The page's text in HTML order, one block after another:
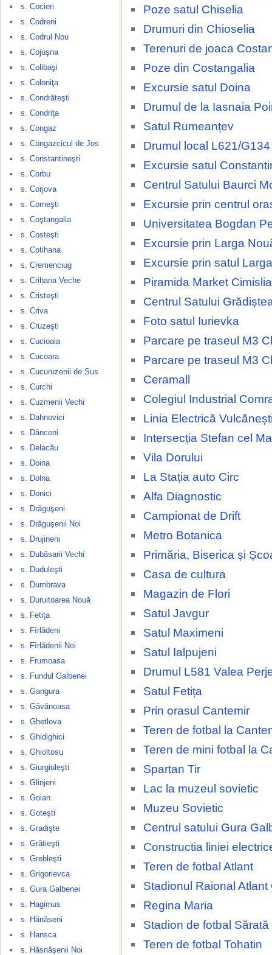
s. Cocieri
s. Codreni
s. Codrul Nou
s. Cojuşna
s. Colibaşi
s. Coloniţa
s. Condrăteşti
s. Condriţa
s. Congaz
s. Congazcicul de Jos
s. Constantineşti
s. Corbu
s. Corjova
s. Corneşti
s. Coştangalia
s. Costeşti
s. Cotihana
s. Cremenciug
s. Crihana Veche
s. Cristeşti
s. Criva
s. Cruzeşti
s. Cucioaia
s. Cucoara
s. Cucuruzenii de Sus
s. Curchi
s. Cuzmenii Vechi
s. Dahnovici
s. Dănceni
s. Delacău
s. Doina
s. Dolna
s. Donici
s. Drăguşeni
s. Drăguşenii Noi
s. Drujineni
s. Dubăsarii Vechi
s. Duduleşti
s. Dumbrava
s. Duruitoarea Nouă
s. Fetiţa
s. Fîrlădeni
s. Fîrlădenii Noi
s. Frumoasa
s. Fundul Galbenei
s. Gangura
s. Găvănoasa
s. Ghetlova
s. Ghidighici
s. Ghioltosu
s. Giurgiuleşti
s. Glinjeni
s. Goian
s. Goteşti
s. Gradişte
s. Grătieşti
s. Grebleşti
s. Grigorievca
s. Gura Galbenei
s. Hagimus
s. Hănăseni
s. Hansca
s. Hăsnăşenii Noi
Poze satul Chiselia
Drumuri din Chioselia
Terenuri de joaca
Poze din Costangalia
Excursie satul Doina
Drumul de la Iasnaia
Satul Rumeanțev
Drumul local L621/G134
Excursie satul
Centrul Satului Baurci
Excursie prin centrul
Universitatea Bogdan
Excursie prin Larga
Excursie prin satul
Piramida Market Cimislia
Centrul Satului
Foto satul Iurievka
Parcare pe traseul M3
Parcare pe traseul M3
Ceramall
Colegiul Industrial
Linia Electrică
Intersecția Stefan cel
Vila Dorului
La Stația auto Circ
Alfa Diagnostic
Campionat de Drift
Metro Botanica
Primăria, Biserica și
Casa de cultura
Magazin de Flori
Satul Javgur
Satul Maximeni
Satul Ialpujeni
Drumul L581 Valea
Satul Fetița
Prin orasul Cantemir
Teren de fotbal la
Teren de mini fotbal la
Spartan Tir
Lac la muzeul sovietic
Muzeu Sovietic
Centrul satului Gura
Constructia liniei
Teren de fotbal Atlant
Stadionul Raional Atlant
Regina Maria
Stadion de fotbal
Teren de fotbal Tohatin